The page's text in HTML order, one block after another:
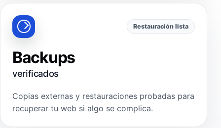
Restauración lista
Backups
verificados
Copias externas y restauraciones probadas para
recuperar tu web si algo se complica.